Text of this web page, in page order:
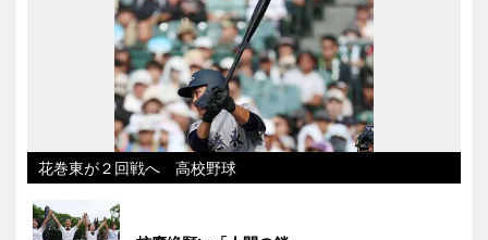
花巻東が２回戦へ 高校野球